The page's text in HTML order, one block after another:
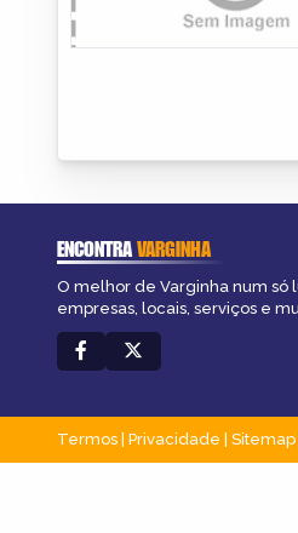
ENCONTRAVARGINHA
O melhor de Varginha num só
empresas, locais, serviços e
Termos Privacidade Sitemap